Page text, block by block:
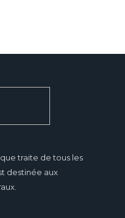
traite de tous les
destinée aux